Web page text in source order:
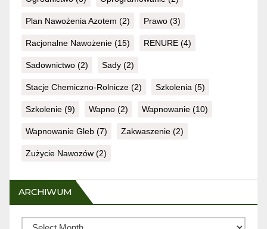
Plan Nawożenia Azotem (2) Prawo (3)
Racjonalne Nawożenie (15) RENURE (4)
Sadownictwo (2) Sady (2)
Stacje Chemiczno-Rolnicze (2) Szkolenia (5)
Szkolenie (9) Wapno (2) Wapnowanie (10)
Wapnowanie Gleb (7) Zakwaszenie (2)
Zużycie Nawozów (2)
ARCHIWUM
Archiwum